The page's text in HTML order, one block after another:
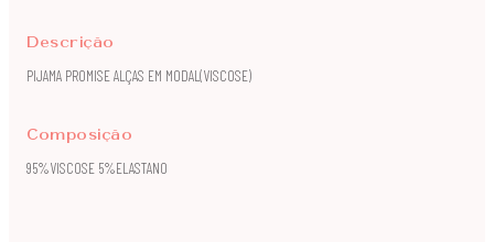
Descrição
PIJAMA PROMISE ALÇAS EM MODAL(VISCOSE)
Composição
95%VISCOSE 5%ELASTANO